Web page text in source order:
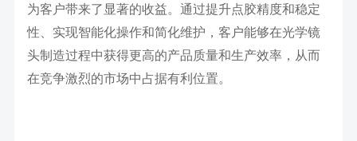
为客户带来了显著的收益。通过提升点胶精度和稳定
性、实现智能化操作和简化维护，客户能够在光学镜
头制造过程中获得更高的产品质量和生产效率，从而
在竞争激烈的市场中占据有利位置。